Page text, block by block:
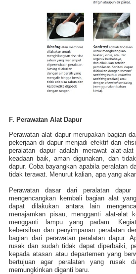
F. Perawatan Alat Dapur
Perawatan alat dapur merupakan bagian
pekerjaan di dapur menjadi efektif dan
peralatan dapur adalah merawat alat-
keadaan baik, aman digunakan, dan
dapur. Coba bayangkan apabila peralatan
tidak terawat. Menurut kalian, apa yang
Perawatan dasar dari peralatan dapur
mengencangkan kembali bagian alat
dapat dilakukan antara lain
menajamkan pisau, mengganti alat-alat
mengganti lampu yang padam.
kebersihan dan penyimpanan peralatan
bagian dari perawatan peralatan dapur.
rusak dan sudah tidak dapat diperbaiki,
kepada atasan atau departemen yang
bertujuan agar peralatan yang rusak
memungkinkan diganti baru.